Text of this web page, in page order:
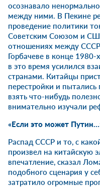
осознавало
между ними. В Пекине
проведение политики
Советским Союзом и
отношениях между
Горбачеве в конце
в это время усилился
странами. Китайцы
перестройки и
взять что-нибудь
внимательно изучали
«Если это может
Распад СССР и то, с
произвел на китайскую
впечатление, сказал
подобного сценария у
затратило огромные